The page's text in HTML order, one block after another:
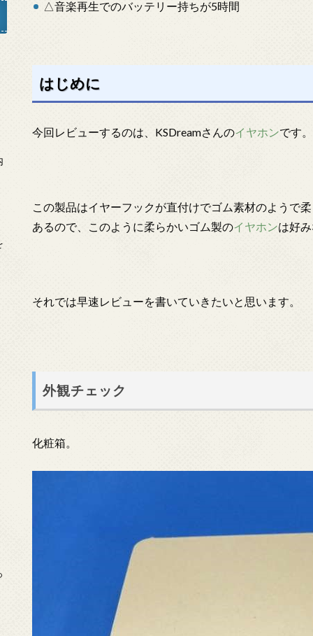
△音楽再生でのバッテリー持ちが5時間
はじめに
今回レビューするのは、KSDreamさんのイヤホンです。
この製品はイヤーフックが直付けでゴム素材のようで
あるので、このように柔らかいゴム製のイヤホンは好
それでは早速レビューを書いていきたいと思います。
外観チェック
化粧箱。